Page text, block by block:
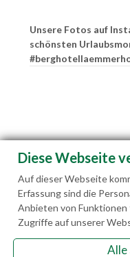
Unsere Fotos auf
schönsten
Diese Webseite
Auf dieser Webseite
Erfassung sind die
Anbieten von Funktionen
Zugriffe auf unserer
Alle